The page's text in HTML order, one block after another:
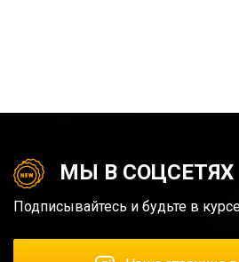
МЫ В СОЦСЕТЯХ
Подписывайтесь и будьте в